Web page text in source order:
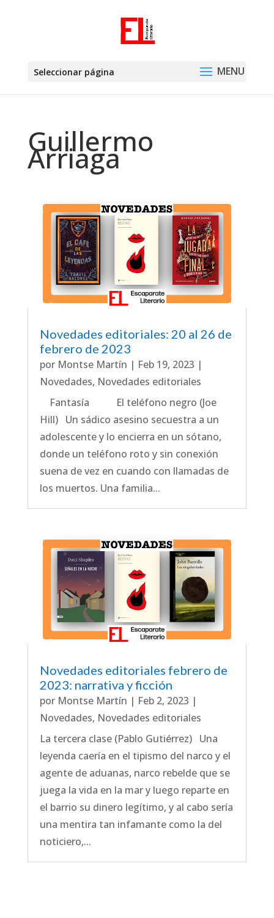
Seleccionar página
Guillermo
Arriaga
Novedades editoriales: 20 al 26 de
febrero de 2023
por Montse Martín | Feb 19, 2023 |
Novedades, Novedades editoriales
Fantasía El teléfono negro (Joe
Hill) Un sádico asesino secuestra a un
adolescente y lo encierra en un sótano,
donde un teléfono roto y sin conexión
suena de vez en cuando con llamadas de
los muertos. Una familia...
Novedades editoriales febrero de
2023: narrativa y ficción
por Montse Martín | Feb 2, 2023 |
Novedades, Novedades editoriales
La tercera clase (Pablo Gutiérrez) Una
leyenda caería en el tipismo del narco y el
agente de aduanas, narco rebelde que se
juega la vida en la mar y luego reparte en
el barrio su dinero legítimo, y al cabo sería
una mentira tan infamante como la del
noticiero,...